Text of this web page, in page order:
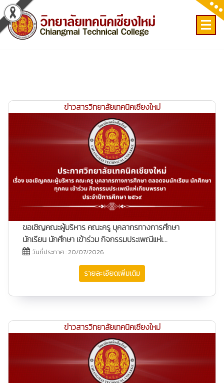
Skip
to
content
ข่าวสารวิทยาลัยเทคนิคเชียงใหม่
ขอเชิญคณะผู้บริหาร คณะครู บุคลากรทางการศึกษา
นักเรียน นักศึกษา เข้าร่วม กิจกรรมประเพณีแห่เ...
วันที่ประกาศ : 20/07/2026
รายละเอียดเพิ่มเติม
ข่าวสารวิทยาลัยเทคนิคเชียงใหม่